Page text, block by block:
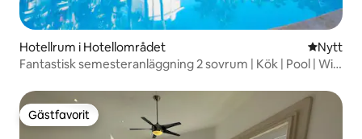
Hotellrum i Hotellområdet NyttNytt
Fantastisk semesteranläggning 2 sovrum | Kök | Pool | Wi-
Gästfavorit
Gästfavorit